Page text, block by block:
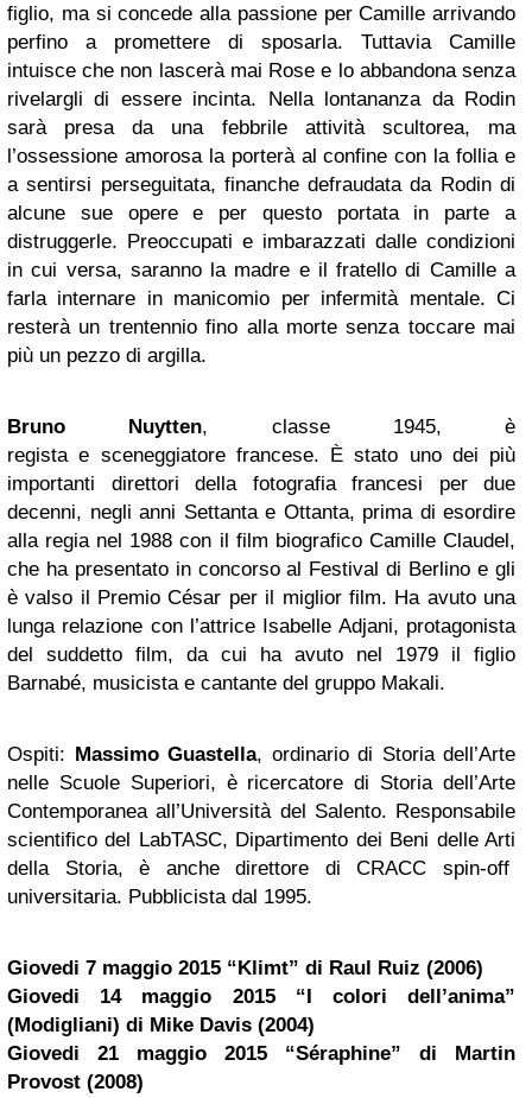
figlio, ma si concede alla passione per Camille arrivando
perfino a promettere di sposarla. Tuttavia Camille
intuisce che non lascerà mai Rose e lo abbandona senza
rivelargli di essere incinta. Nella lontananza da Rodin
sarà presa da una febbrile attività scultorea, ma
l’ossessione amorosa la porterà al confine con la follia e
a sentirsi perseguitata, finanche defraudata da Rodin di
alcune sue opere e per questo portata in parte a
distruggerle. Preoccupati e imbarazzati dalle condizioni
in cui versa, saranno la madre e il fratello di Camille a
farla internare in manicomio per infermità mentale. Ci
resterà un trentennio fino alla morte senza toccare mai
più un pezzo di argilla.
Bruno Nuytten, classe 1945, è
regista e sceneggiatore francese. È stato uno dei più
importanti direttori della fotografia francesi per due
decenni, negli anni Settanta e Ottanta, prima di esordire
alla regia nel 1988 con il film biografico Camille Claudel,
che ha presentato in concorso al Festival di Berlino e gli
è valso il Premio César per il miglior film. Ha avuto una
lunga relazione con l’attrice Isabelle Adjani, protagonista
del suddetto film, da cui ha avuto nel 1979 il figlio
Barnabé, musicista e cantante del gruppo Makali.
Ospiti: Massimo Guastella, ordinario di Storia dell’Arte
nelle Scuole Superiori, è ricercatore di Storia dell’Arte
Contemporanea all’Università del Salento. Responsabile
scientifico del LabTASC, Dipartimento dei Beni delle Arti
della Storia, è anche direttore di CRACC spin-off
universitaria. Pubblicista dal 1995.
Giovedi 7 maggio 2015 “Klimt” di Raul Ruiz (2006)
Giovedi 14 maggio 2015 “I colori dell’anima”
(Modigliani) di Mike Davis (2004)
Giovedi 21 maggio 2015 “Séraphine” di Martin
Provost (2008)